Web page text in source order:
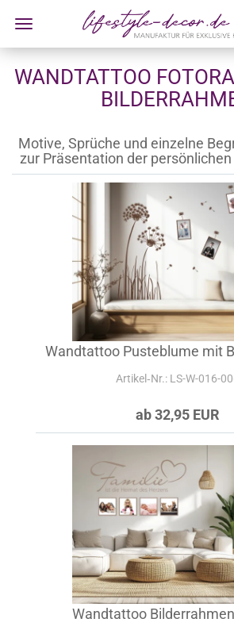
WANDTATTOO
Motive, Sprüche und einzelne
zur Präsentation der
Wandtattoo Pusteblume mit
Artikel‑Nr.: LS-W-016-
ab 32,95 EUR
Wandtattoo